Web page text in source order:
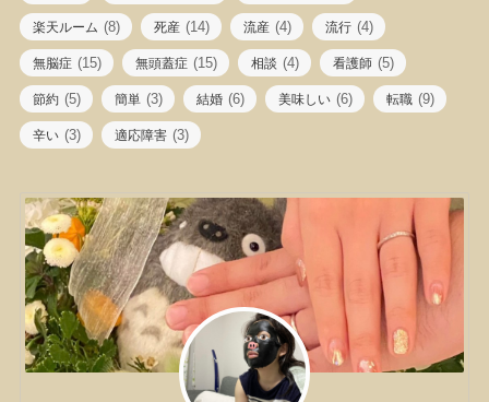
楽天ルーム (8) 死産 (14) 流産 (4) 流行 (4)
無脳症 (15) 無頭蓋症 (15) 相談 (4) 看護師 (5)
節約 (5) 簡単 (3) 結婚 (6) 美味しい (6) 転職 (9)
辛い (3) 適応障害 (3)